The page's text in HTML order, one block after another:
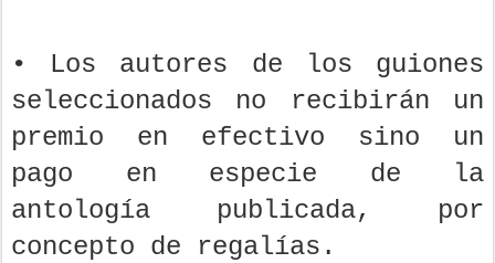
• Los autores de los guiones
seleccionados no recibirán un
premio en efectivo sino un
pago en especie de la
antología publicada, por
concepto de regalías.